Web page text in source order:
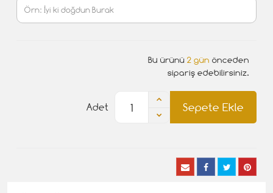
Bu ürünü 2 gün önceden
sipariş edebilirsiniz.
Sepete Ekle
Adet